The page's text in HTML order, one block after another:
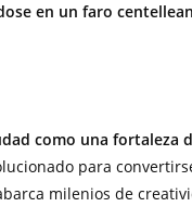
en un faro
como una fortaleza
para
milenios de